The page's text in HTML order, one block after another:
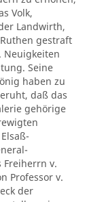
Volk,
Landwirth,
gestraft
Neuigkeiten
Seine
haben zu
daß das
gehörige
Freiherrn v.
Professor v.
der